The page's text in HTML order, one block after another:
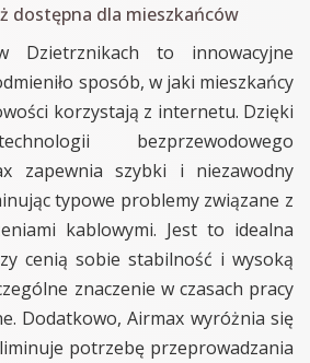
dostępna dla mieszkańców
Dzietrznikach to innowacyjne
sposób, w jaki mieszkańcy
korzystają z internetu. Dzięki
bezprzewodowego
zapewnia szybki i niezawodny
typowe problemy związane z
kablowymi. Jest to idealna
cenią sobie stabilność i wysoką
znaczenie w czasach pracy
Dodatkowo, Airmax wyróżnia się
potrzebę przeprowadzania